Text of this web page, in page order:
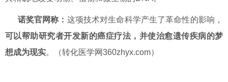
诺奖官网称： 这项技术对生命科学产生了革命性的影响，
可以帮助研究者开发新的癌症疗法，并使治愈遗传疾病的梦
想成为现实。（转化医学网360zhyx.com）